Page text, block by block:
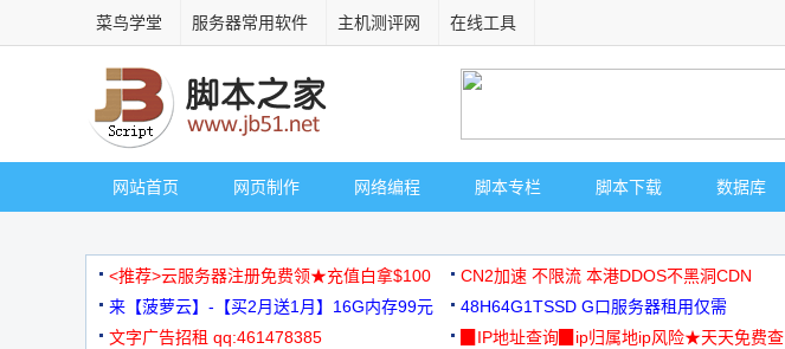
菜鸟学堂 服务器常用软件 主机测评网 在线工具
网站首页 网页制作 网络编程 脚本专栏 脚本下载 数据库
<推荐>云服务器注册免费领★充值白拿$100 CN2加速 不限流 本港DDOS不黑洞CDN
来【菠萝云】-【买2月送1月】16G内存99元
48H64G1TSSD G口服务器租用仅需
3000+可免费测试
文字广告招租 qq:461478385
▉IP地址查询▉ip归属地ip风险★天天免费查